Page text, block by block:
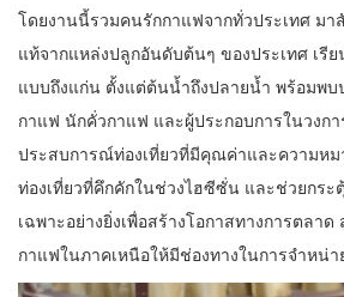
โดยงานนี้รวมคนรักกาแฟจากทั่วประเทศ มา
แท้จากแหล่งปลูกอันดับต้นๆ ของประเทศ เรีย
แบบถึงแก่น ตั้งแต่ต้นน้ำถึงปลายน้ำ พร้อมพบ
กาแฟ นักคั่วกาแฟ และผู้ประกอบการในวงก
ประสบการณ์ท่องเที่ยวที่มีคุณค่าและความหม
ท่องเที่ยวที่คึกคักในช่วงไฮซีซั่น และช่วยกระ
เฉพาะอย่างยิ่งเพื่อสร้างโอกาสทางการตลาด
กาแฟในภาคเหนือให้มีช่องทางในการจำห